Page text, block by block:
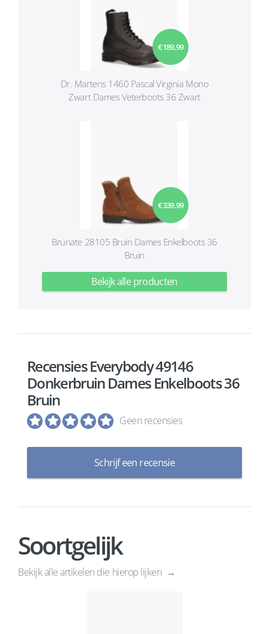
€ 189,99
Dr. Martens 1460 Pascal Virginia Mono
Zwart Dames Veterboots 36 Zwart
€ 339,99
Brunate 28105 Bruin Dames Enkelboots 36
Bruin
Bekijk alle producten
Recensies Everybody 49146
Donkerbruin Dames Enkelboots 36
Bruin
Geen recensies
Schrijf een recensie
Soortgelijk
Bekijk alle artikelen die hierop lijken